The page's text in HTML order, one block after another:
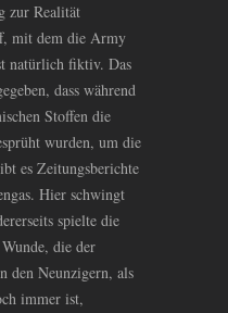
zur Realität
mit dem die Army
natürlich fiktiv. Das
dass während
Stoffen die
wurden, um die
es Zeitungsberichte
Hier schwingt
spielte die
die der
den Neunzigern, als
immer ist,